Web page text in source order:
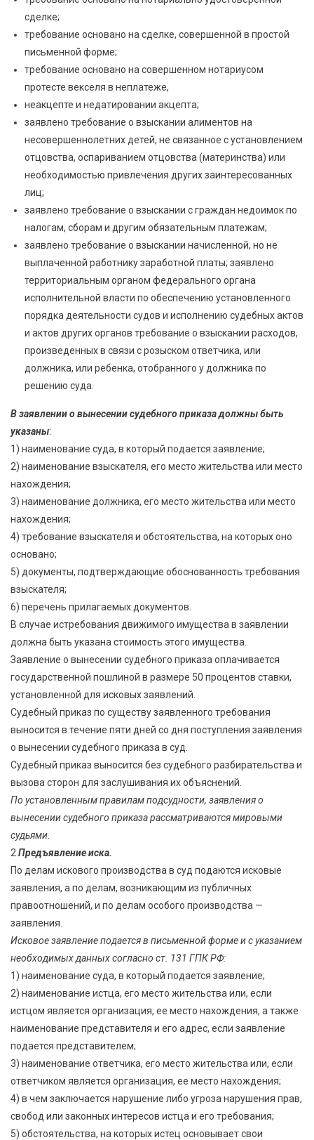
сделке;
требование основано на сделке, совершенной в простой
письменной форме;
требование основано на совершенном нотариусом
протесте векселя в неплатеже,
неакцепте и недатировании акцепта;
заявлено требование о взыскании алиментов на
несовершеннолетних детей, не связанное с установлением
отцовства, оспариванием отцовства (материнства) или
необходимостью привлечения других заинтересованных
лиц;
заявлено требование о взыскании с граждан недоимок по
налогам, сборам и другим обязательным платежам;
заявлено требование о взыскании начисленной, но не
выплаченной работнику заработной платы; заявлено
территориальным органом федерального органа
исполнительной власти по обеспечению установленного
порядка деятельности судов и исполнению судебных актов
и актов других органов требование о взыскании расходов,
произведенных в связи с розыском ответчика, или
должника, или ребенка, отобранного у должника по
решению суда.
В заявлении о вынесении судебного приказа должны быть
указаны:
1) наименование суда, в который подается заявление;
2) наименование взыскателя, его место жительства или место
нахождения;
3) наименование должника, его место жительства или место
нахождения;
4) требование взыскателя и обстоятельства, на которых оно
основано;
5) документы, подтверждающие обоснованность требования
взыскателя;
6) перечень прилагаемых документов.
В случае истребования движимого имущества в заявлении
должна быть указана стоимость этого имущества.
Заявление о вынесении судебного приказа оплачивается
государственной пошлиной в размере 50 процентов ставки,
установленной для исковых заявлений.
Судебный приказ по существу заявленного требования
выносится в течение пяти дней со дня поступления заявления
о вынесении судебного приказа в суд.
Судебный приказ выносится без судебного разбирательства и
вызова сторон для заслушивания их объяснений.
По установленным правилам подсудности, заявления о
вынесении судебного приказа рассматриваются мировыми
судьями
2. Предъявление иска.
По делам искового производства в суд подаются исковые
заявления, а по делам, возникающим из публичных
правоотношений, и по делам особого производства —
заявления.
Исковое заявление подается в письменной форме и с указанием
необходимых данных согласно ст. 131 ГПК РФ:
1) наименование суда, в который подается заявление;
2) наименование истца, его место жительства или, если
истцом является организация, ее место нахождения, а также
наименование представителя и его адрес, если заявление
подается представителем;
3) наименование ответчика, его место жительства или, если
ответчиком является организация, ее место нахождения;
4) в чем заключается нарушение либо угроза нарушения прав,
свобод или законных интересов истца и его требования;
5) обстоятельства, на которых истец основывает свои